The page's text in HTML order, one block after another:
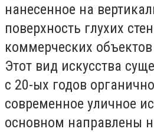
нанесенное на
поверхность глухих
коммерческих
Этот вид искусства
с 20-ых годов
современное уличное
основном направлены